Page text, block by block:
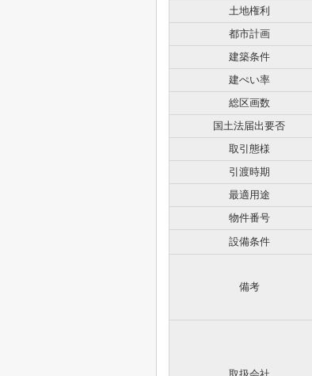
土地権利
都市計画
建築条件
建ぺい率
総区画数
国土法届出要否
取引態様
引渡時期
最適用途
物件番号
設備条件
備考